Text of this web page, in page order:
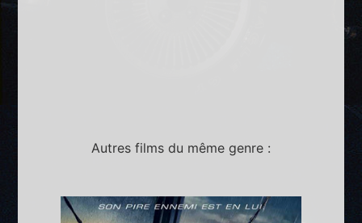
Autres films du même genre :